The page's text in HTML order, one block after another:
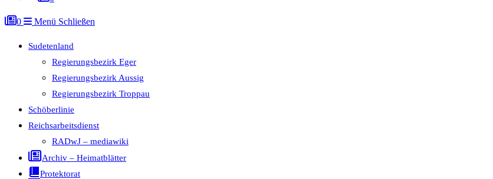
0 Menü Schließen
Sudetenland
Regierungsbezirk Eger
Regierungsbezirk Aussig
Regierungsbezirk Troppau
Schöberlinie
Reichsarbeitsdienst
RADwJ – mediawiki
Archiv – Heimatblätter
Protektorat